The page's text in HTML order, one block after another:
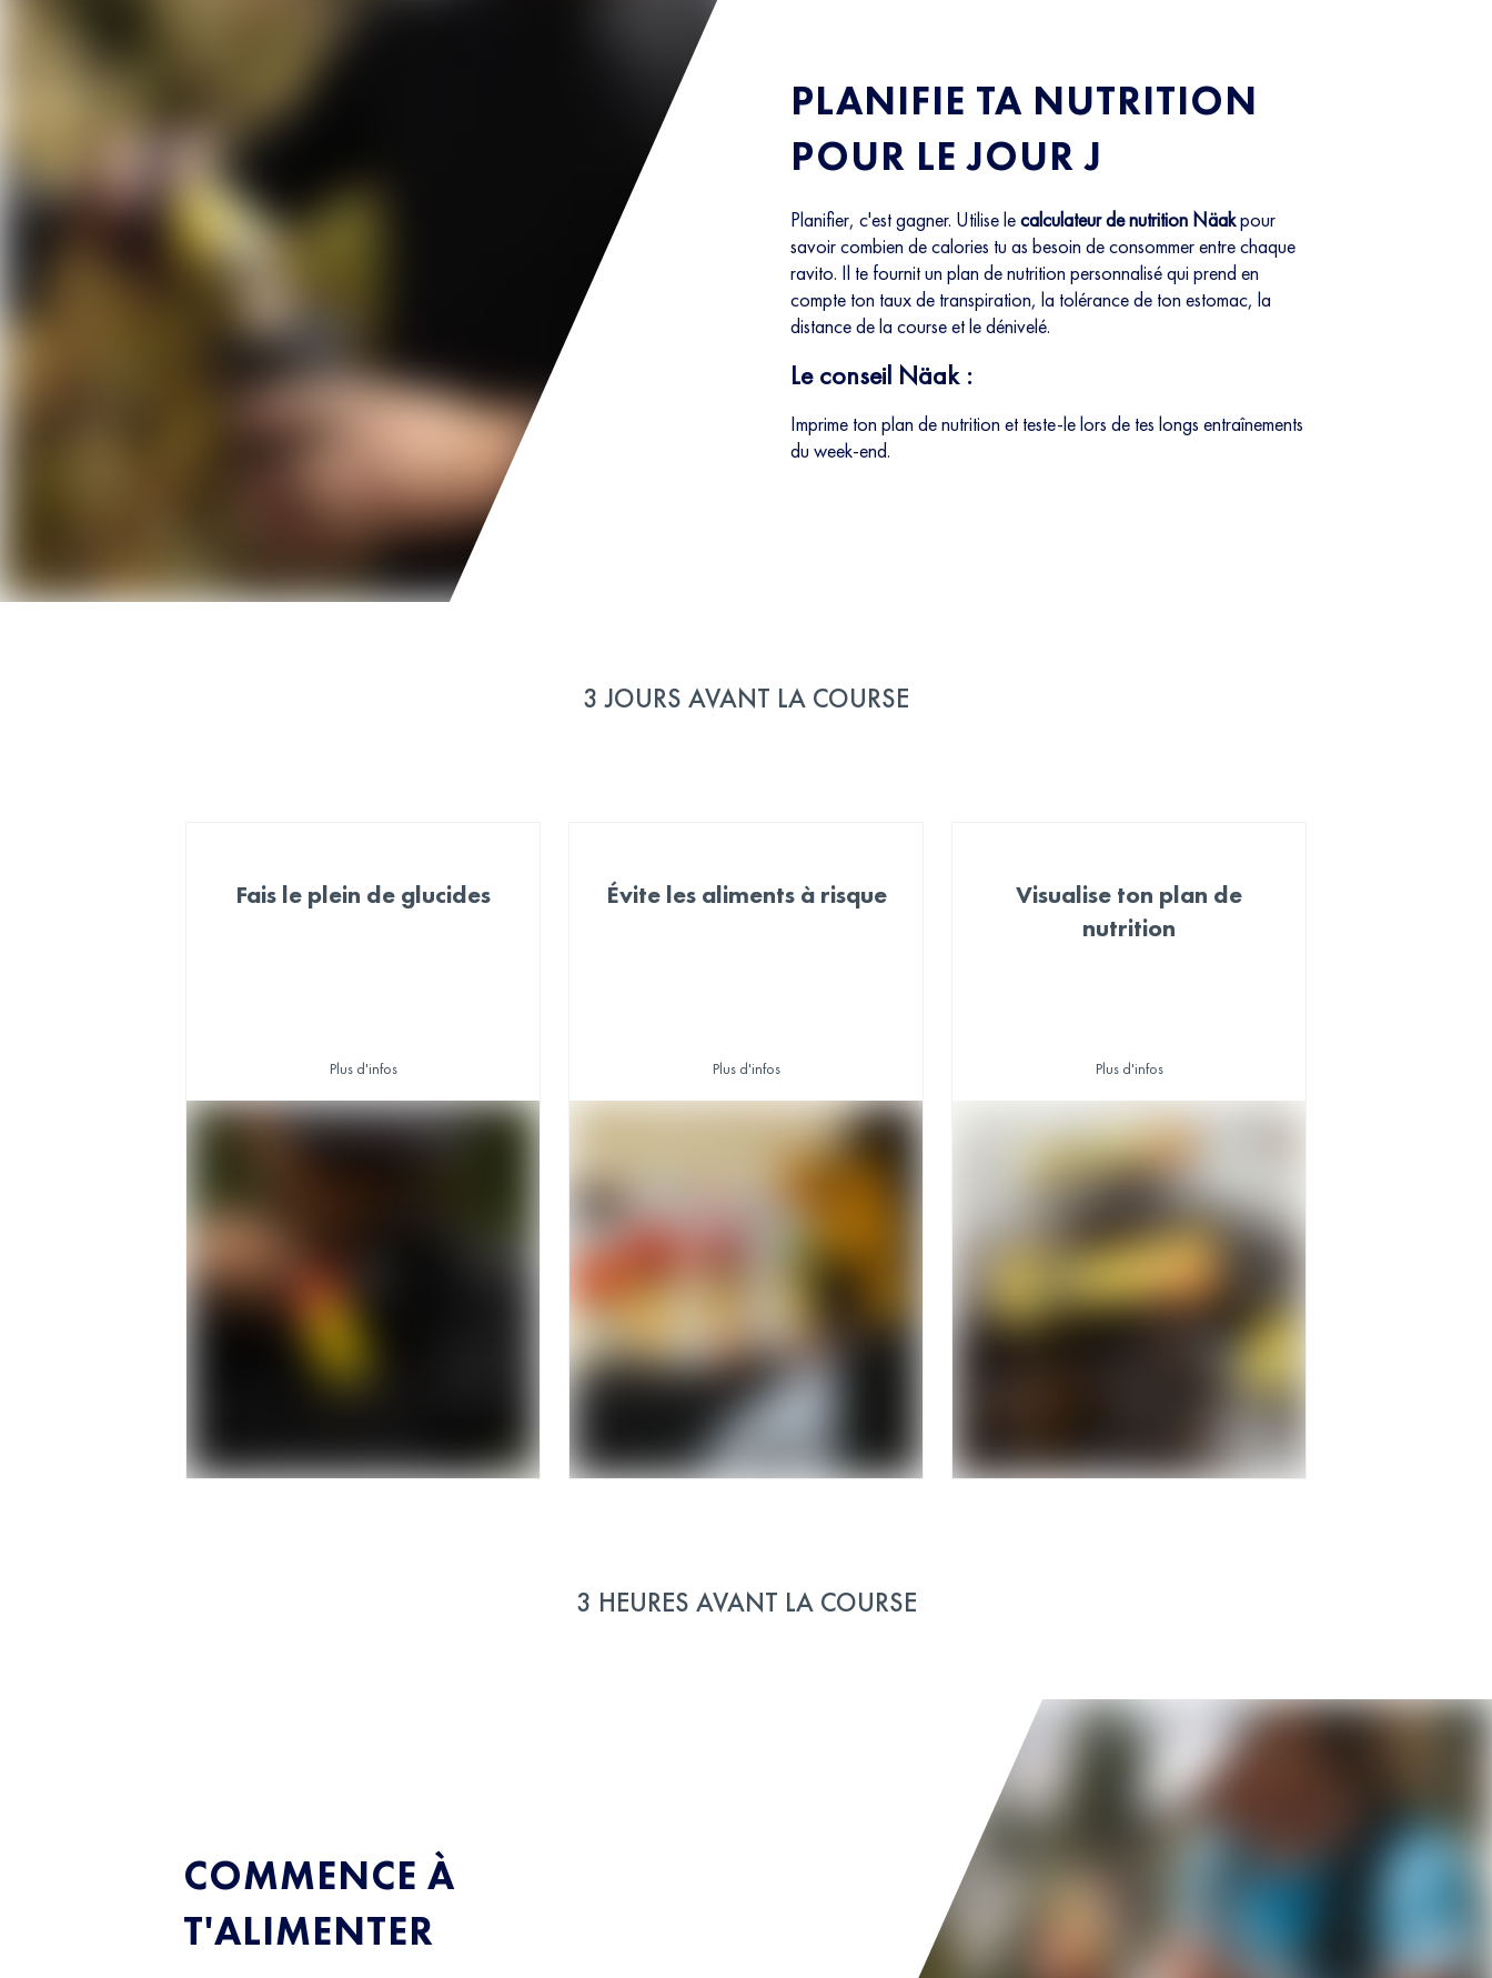
PLANIFIE TA NUTRITION
POUR LE JOUR J
Planifier, c'est gagner. Utilise lecalculateur de nutrition Näakpour
savoir combien de calories tu as besoin de consommer entre chaque
ravito. Il te fournit un plan de nutrition personnalisé qui prend en
compte ton taux de transpiration, la tolérance de ton estomac, la
distance de la course et le dénivelé.
Le conseil Näak :
Imprime ton plan de nutrition et teste-le lors de tes longs entraînements
du week-end.
3 JOURS AVANT LA COURSE
Fais le plein de glucides
Plus d'infos
Évite les aliments à risque
Plus d'infos
Visualise ton plan de
nutrition
Plus d'infos
3 HEURES AVANT LA COURSE
COMMENCE À
T'ALIMENTER